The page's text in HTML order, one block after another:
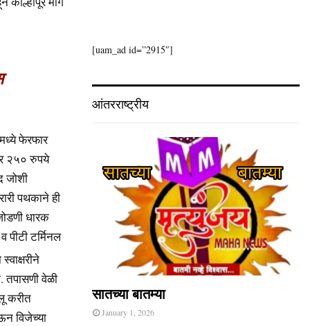
फेरफार
२५० रुपये
जोशी
पथकाने ही
धारक
पीटी टर्मिनल
तपासणी वेळी
करीत
विजेच्या
[uam_ad id=”2915″]
आंतरराष्ट्रीय
सातच्या बातम्या
January 1, 2026